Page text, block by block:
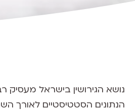
נושא הגירושין בישראל מעסיק
הנתונים הסטטיסטיים לאורך